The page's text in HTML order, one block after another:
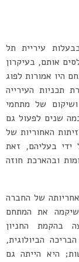
נמצאים בבעלות עיריית תל
אותם, בעיקרון
היו אמורות לפוג
תכניות העירייה
של מתחמי
שנים לפעול גם
האחוריות של
ידי בעליהם, זאת
מתן תמריץ המתבטא בתוספת 2-3 קומות ובהארכת חוזה
באחריותה של החברה
את המתחם
בהקמת החניון
הביולוגית,
היא הייתה גם